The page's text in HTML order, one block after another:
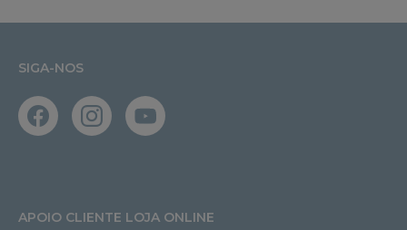
SIGA-NOS
APOIO CLIENTE LOJA ONLINE